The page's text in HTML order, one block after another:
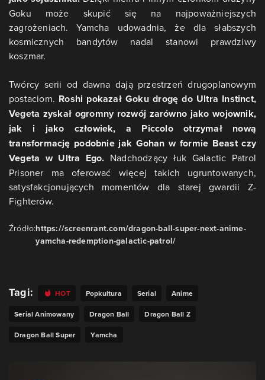
Goku może skupić się na najpoważniejszych
zagrożeniach. Yamcha udowadnia, że dla słabszych
kosmicznych bandytów nadal stanowi prawdziwy
koszmar.
Twórcy serii od dawna dają przestrzeń drugoplanowym
postaciom. Roshi pokazał Goku drogę do Ultra Instinct,
Vegeta zyskał ogromny rozwój zarówno jako wojownik,
jak i jako człowiek, a Piccolo otrzymał nową
transformację podobnie jak Gohan w formie Beast czy
Vegeta w Ultra Ego. Nadchodzący łuk Galactic Patrol
Prisoner ma oferować więcej takich ugruntowanych,
satysfakcjonujących momentów dla starej gwardii Z-
Fighterów.
Źródło:https://screenrant.com/dragon-ball-super-next-anime-
yamcha-redemption-galactic-patrol/
Tagi: HOT Popkultura Serial
Anime
Serial Animowany
Dragon Ball
Dragon Ball Z
Dragon Ball Super
Yamcha